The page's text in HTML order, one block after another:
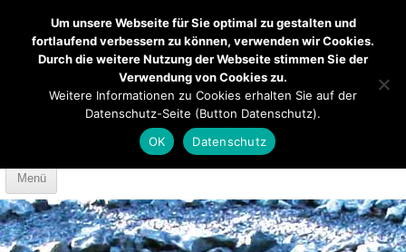
Mendener Labyrinth Kirche Über uns
Anfahrt
Menü
Skip to content
Um unsere Webseite für Sie optimal zu gestalten und
fortlaufend verbessern zu können, verwenden wir Cookies.
Durch die weitere Nutzung der Webseite stimmen Sie der
Verwendung von Cookies zu.
Weitere Informationen zu Cookies erhalten Sie auf der
Datenschutz-Seite (Button Datenschutz).
OK
Datenschutz